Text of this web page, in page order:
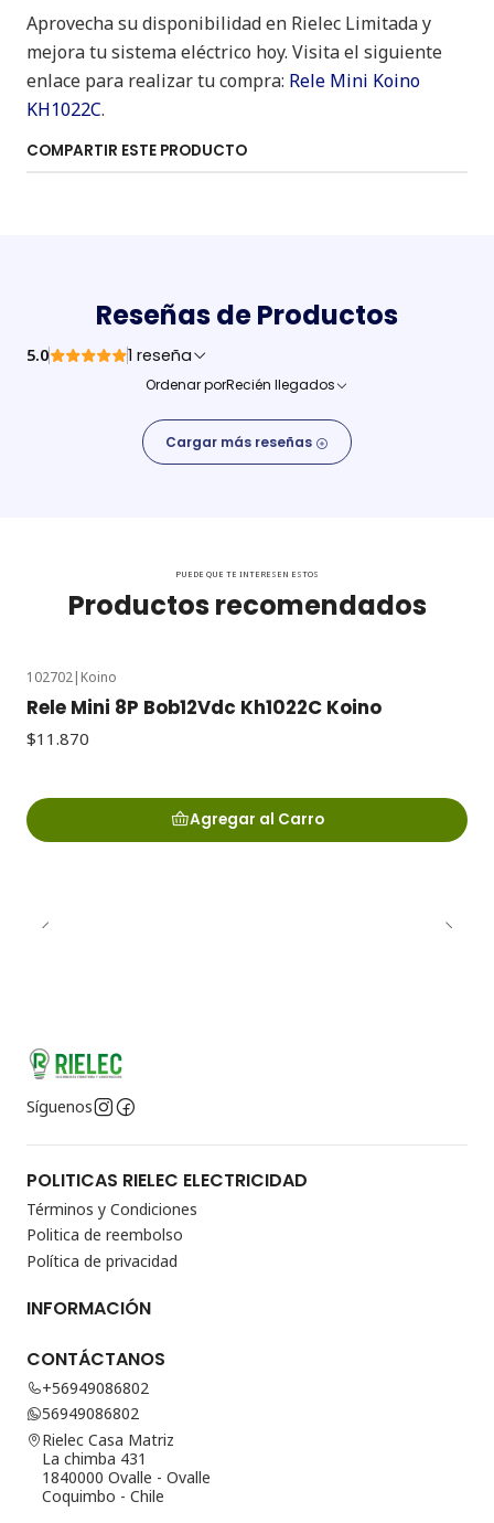
Aprovecha su disponibilidad en Rielec Limitada y
mejora tu sistema eléctrico hoy. Visita el siguiente
enlace para realizar tu compra: Rele Mini Koino
KH1022C.
COMPARTIR ESTE PRODUCTO
Reseñas de Productos
5.0 1 reseña
Ordenar porRecién llegados
Cargar más reseñas
PUEDE QUE TE INTERESEN ESTOS
Productos recomendados
102702| Koino
Rele Mini 8P Bob12Vdc Kh1022C Koino
$11.870
Agregar al Carro
Síguenos
POLITICAS RIELEC ELECTRICIDAD
Términos y Condiciones
Politica de reembolso
Política de privacidad
INFORMACIÓN
CONTÁCTANOS
+56949086802
56949086802
Rielec Casa Matriz
La chimba 431
1840000 Ovalle - Ovalle
Coquimbo - Chile